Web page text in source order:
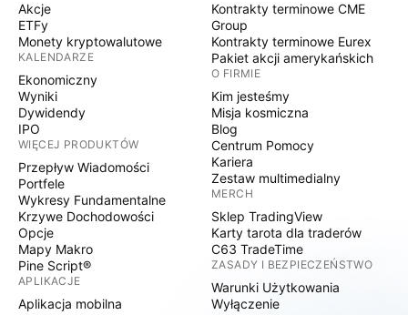
Akcje
ETFy
Monety kryptowalutowe
KALENDARZE
Ekonomiczny
Wyniki
Dywidendy
IPO
WIĘCEJ PRODUKTÓW
Przepływ Wiadomości
Portfele
Wykresy Fundamentalne
Krzywe Dochodowości
Opcje
Mapy Makro
Pine Script®
APLIKACJE
Aplikacja mobilna
Kontrakty terminowe CME
Group
Kontrakty terminowe Eurex
Pakiet akcji amerykańskich
O FIRMIE
Kim jesteśmy
Misja kosmiczna
Blog
Centrum Pomocy
Kariera
Zestaw multimedialny
MERCH
Sklep TradingView
Karty tarota dla traderów
C63 TradeTime
ZASADY I BEZPIECZEŃSTWO
Warunki Użytkowania
Wyłączenie